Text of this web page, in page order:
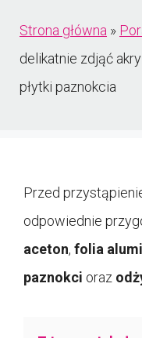
Strona główna »
delikatnie zdjąć
płytki paznokcia
Przed
odpowiednie
aceton, folia
paznokci oraz